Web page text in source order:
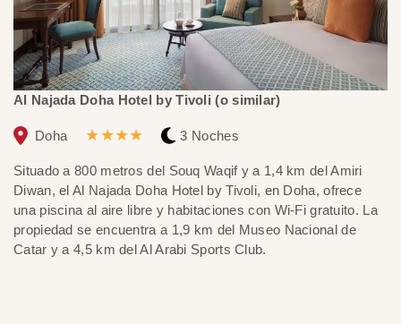
Al Najada Doha Hotel by Tivoli (o similar)
Doha ★★★★ 3 Noches
Situado a 800 metros del Souq Waqif y a 1,4 km del Amiri
Diwan, el Al Najada Doha Hotel by Tivoli, en Doha, ofrece
una piscina al aire libre y habitaciones con Wi-Fi gratuito. La
propiedad se encuentra a 1,9 km del Museo Nacional de
Catar y a 4,5 km del Al Arabi Sports Club.